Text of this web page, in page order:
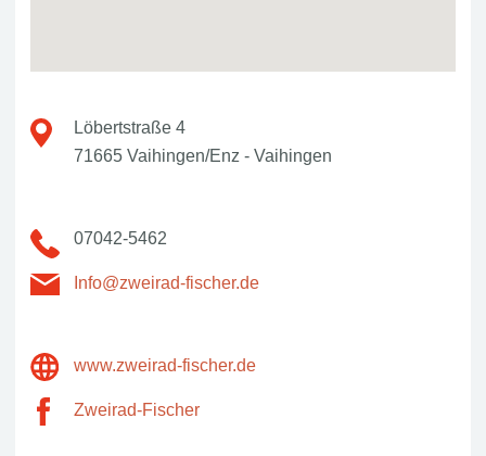
Löbertstraße 4
71665 Vaihingen/Enz - Vaihingen
07042-5462
Info@zweirad-fischer.de
www.zweirad-fischer.de
Zweirad-Fischer